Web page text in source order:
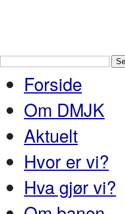
Forside
Om DMJK
Aktuelt
Hvor er vi?
Hva gjør vi?